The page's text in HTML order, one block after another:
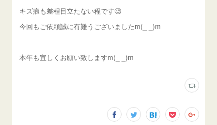
キズ痕も差程目立たない程です🧐
今回もご依頼誠に有難うございましたm(_ _)m
本年も宜しくお願い致しますm(_ _)m